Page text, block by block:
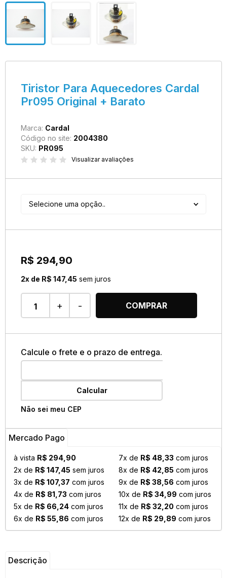
Tiristor Para Aquecedores Cardal
Pr095 Original + Barato
Marca: Cardal
Código no site: 2004380
SKU: PR095
Visualizar avaliações
Selecione uma opção..
R$ 294,90
2x de R$ 147,45 sem juros
+ - COMPRAR
Calcule o frete e o prazo de entrega.
Calcular
Não sei meu CEP
Mercado Pago
à vista R$ 294,90
2x de R$ 147,45 sem juros
3x de R$ 107,37 com juros
4x de R$ 81,73 com juros
5x de R$ 66,24 com juros
6x de R$ 55,86 com juros
7x de R$ 48,33 com juros
8x de R$ 42,85 com juros
9x de R$ 38,56 com juros
10x de R$ 34,99 com juros
11x de R$ 32,20 com juros
12x de R$ 29,89 com juros
Descrição